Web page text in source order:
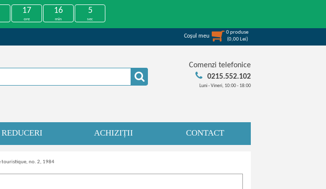
17
ore
16
min
5
sec
Coşul meu
0produse
(0,00 Lei)
Comenzi telefonice
0215.552.102
Luni - Vineri, 10:00 - 18:00
REDUCERI ACHIZIȚII CONTACT
touristique, no. 2, 1984